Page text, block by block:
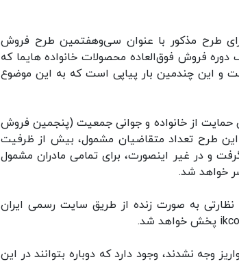
طرح مذکور با عنوان سی‌وهفتمین طرح فروش
فروش فوق‌العاده محصولات خانواده هایما که
شد را از قلم انداخته است و این چندمین بار پیاپی است که به این موضوع
حمایت از خانواده و جوانی جمعیت (پنجمین فروش
این طرح تعداد متقاضیان مشمول، بیش از ظرفیت
و در غیر اینصورت، برای تمامی مادران مشمول
خواهد شد.
ماه) با حضور مراجع نظارتی به صورت زنده از طریق سایت رسمی ایران
وجه نشدند، وجود دارد که دوباره بتوانند در این